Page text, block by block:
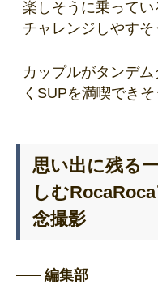
楽しそうに乗って
チャレンジしやすそ
カップルがタンデ
くSUPを満喫できそ
思い出に残る
しむ
念撮影
編集部